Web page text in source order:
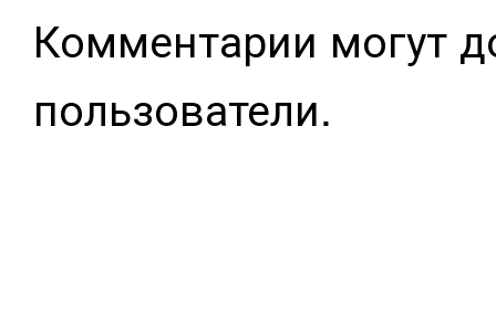
Комментарии могут
пользователи.